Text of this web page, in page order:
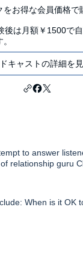
お得な会員価格で
後は月額￥1500で
キャストの詳細を
to answer
relationship guru
When is it OK
too fast to move
water polo ever fill
Audible, Ltd